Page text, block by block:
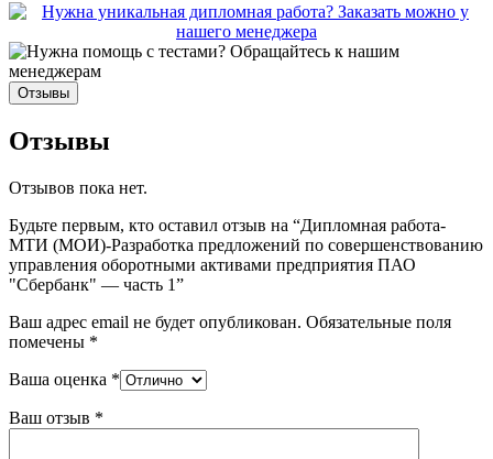
Отзывы
Отзывы
Отзывов пока нет.
Будьте первым, кто оставил отзыв на “Дипломная работа-
МТИ (МОИ)-Разработка предложений по совершенствованию
управления оборотными активами предприятия ПАО
"Сбербанк" — часть 1”
Ваш адрес email не будет опубликован. Обязательные поля
помечены *
Ваша оценка *
Ваш отзыв *